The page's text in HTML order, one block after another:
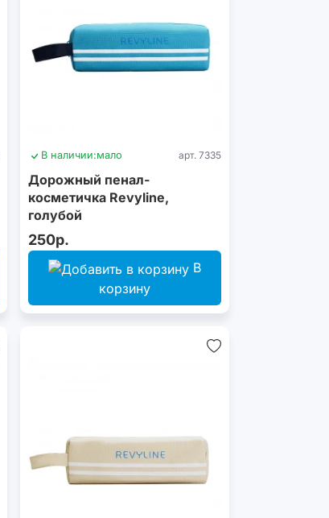
В наличии:мало арт. 7335
Дорожный пенал-
косметичка Revyline,
голубой
250р.
В
корзину